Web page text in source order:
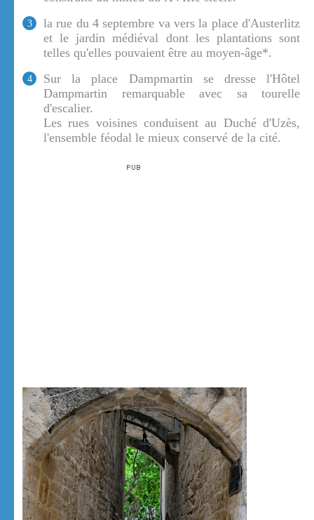
3
la rue du 4 septembre va vers la place d'Austerlitz
et le jardin médiéval dont les plantations sont
telles qu'elles pouvaient être au moyen-âge*.
4
Sur la place Dampmartin se dresse l'Hôtel
Dampmartin remarquable avec sa tourelle
d'escalier.
Les rues voisines conduisent au Duché d'Uzès,
l'ensemble féodal le mieux conservé de la cité.